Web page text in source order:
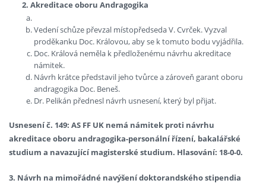
2. Akreditace oboru Andragogika
Vedení schůze převzal místopředseda V. Cvrček. Vyzval
proděkanku Doc. Královou, aby se k tomuto bodu vyjádřila.
Doc. Králová neměla k předloženému návrhu akreditace
námitek.
Návrh krátce představil jeho tvůrce a zároveň garant oboru
andragogika Doc. Beneš.
Dr. Pelikán přednesl návrh usnesení, který byl přijat.
Usnesení č. 149: AS FF UK nemá námitek proti návrhu
akreditace oboru andragogika-personální řízení, bakalářské
studium a navazující magisterské studium. Hlasování: 18-0-0.
3. Návrh na mimořádné navýšení doktorandského stipendia